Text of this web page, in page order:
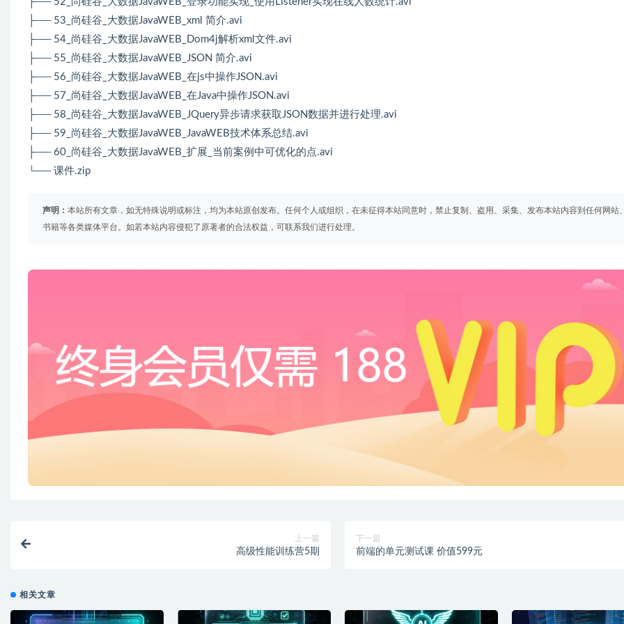
├── 53_尚硅谷_大数据JavaWEB_xml 简介.avi
├── 54_尚硅谷_大数据JavaWEB_Dom4j解析xml文件.avi
├── 55_尚硅谷_大数据JavaWEB_JSON 简介.avi
├── 56_尚硅谷_大数据JavaWEB_在js中操作JSON.avi
├── 57_尚硅谷_大数据JavaWEB_在Java中操作JSON.avi
├── 58_尚硅谷_大数据JavaWEB_JQuery异步请求获取JSON数据并进行处理.avi
├── 59_尚硅谷_大数据JavaWEB_JavaWEB技术体系总结.avi
├── 60_尚硅谷_大数据JavaWEB_扩展_当前案例中可优化的点.avi
└── 课件.zip
声明： 本站所有文章，如无特殊说明或标注，均为本站原创发布。任何个人或组织，在未征得本站同意时，禁止复制、盗用、采集、发布本站内容到任何网站
书籍等各类媒体平台。如若本站内容侵犯了原著者的合法权益，可联系我们进行处理。
上一篇
高级性能训练营5期
下一篇
前端的单元测试课 价值599元
相关文章